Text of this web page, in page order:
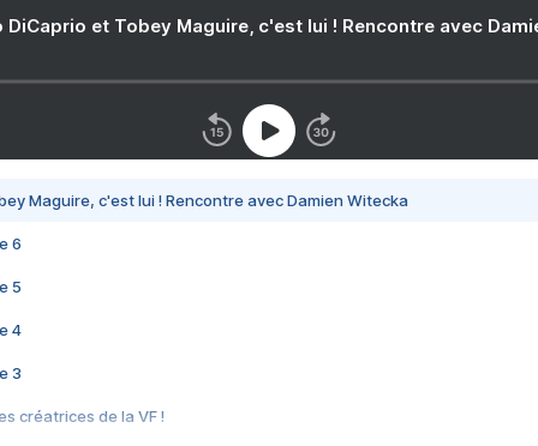
DiCaprio et Tobey Maguire, c'est lui ! Rencontre avec
Maguire, c'est lui ! Rencontre avec Damien Witecka
6
5
4
3
créatrices de la VF !